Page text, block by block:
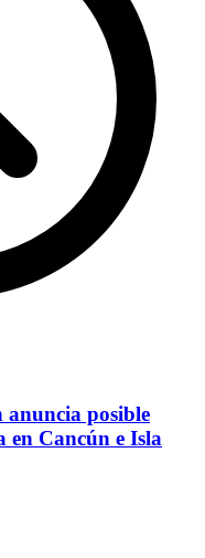
posible
en Cancún e Isla